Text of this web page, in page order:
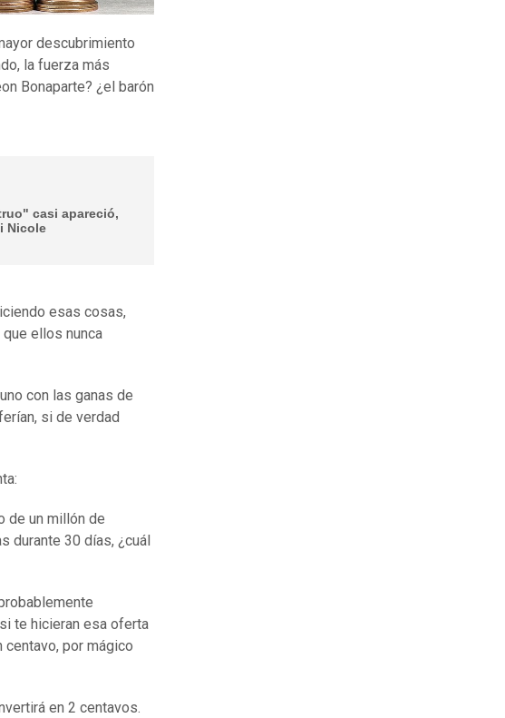
descubrimiento
la fuerza más
Bonaparte? ¿el barón
casi apareció,
Nicole
esas cosas,
ellos nunca
con las ganas de
si de verdad
de un millón de
durante 30 días, ¿cuál
te hicieran esa oferta
centavo, por mágico
en 2 centavos.